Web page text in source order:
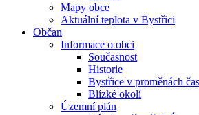
Mapy obce
Aktuální teplota v Bystřici
Občan
Informace o obci
Současnost
Historie
Bystřice v proměnách
Blízké okolí
Územní plán